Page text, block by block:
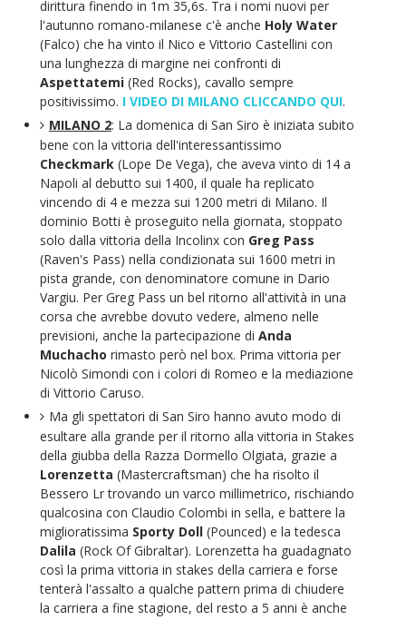
dirittura finendo in 1m 35,6s. Tra i nomi nuovi per
l'autunno romano-milanese c'è anche Holy Water
(Falco) che ha vinto il Nico e Vittorio Castellini con
una lunghezza di margine nei confronti di
Aspettatemi (Red Rocks), cavallo sempre
positivissimo. I VIDEO DI MILANO CLICCANDO QUI.
MILANO 2: La domenica di San Siro è iniziata subito
bene con la vittoria dell'interessantissimo
Checkmark(Lope De Vega), che aveva vinto di 14 a
Napoli al debutto sui 1400, il quale ha replicato
vincendo di 4 e mezza sui 1200 metri di Milano. Il
dominio Botti è proseguito nella giornata, stoppato
solo dalla vittoria della Incolinx con Greg Pass
(Raven's Pass) nella condizionata sui 1600 metri in
pista grande, con denominatore comune in Dario
Vargiu. Per Greg Pass un bel ritorno all'attività in una
corsa che avrebbe dovuto vedere, almeno nelle
previsioni, anche la partecipazione di Anda
Muchacho rimasto però nel box. Prima vittoria per
Nicolò Simondi con i colori di Romeo e la mediazione
di Vittorio Caruso.
Ma gli spettatori di San Siro hanno avuto modo di
esultare alla grande per il ritorno alla vittoria in Stakes
della giubba della Razza Dormello Olgiata, grazie a
Lorenzetta (Mastercraftsman) che ha risolto il
Bessero Lr trovando un varco millimetrico, rischiando
qualcosina con Claudio Colombi in sella, e battere la
miglioratissima Sporty Doll (Pounced) e la tedesca
Dalila (Rock Of Gibraltar). Lorenzetta ha guadagnato
così la prima vittoria in stakes della carriera e forse
tenterà l'assalto a qualche pattern prima di chiudere
la carriera a fine stagione, del resto a 5 anni è anche